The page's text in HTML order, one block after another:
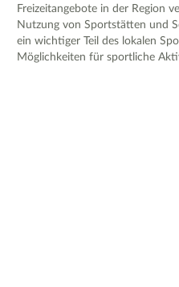
Freizeitangebote in der Region
Nutzung von Sportstätten und
ein wichtiger Teil des lokalen
Möglichkeiten für sportliche